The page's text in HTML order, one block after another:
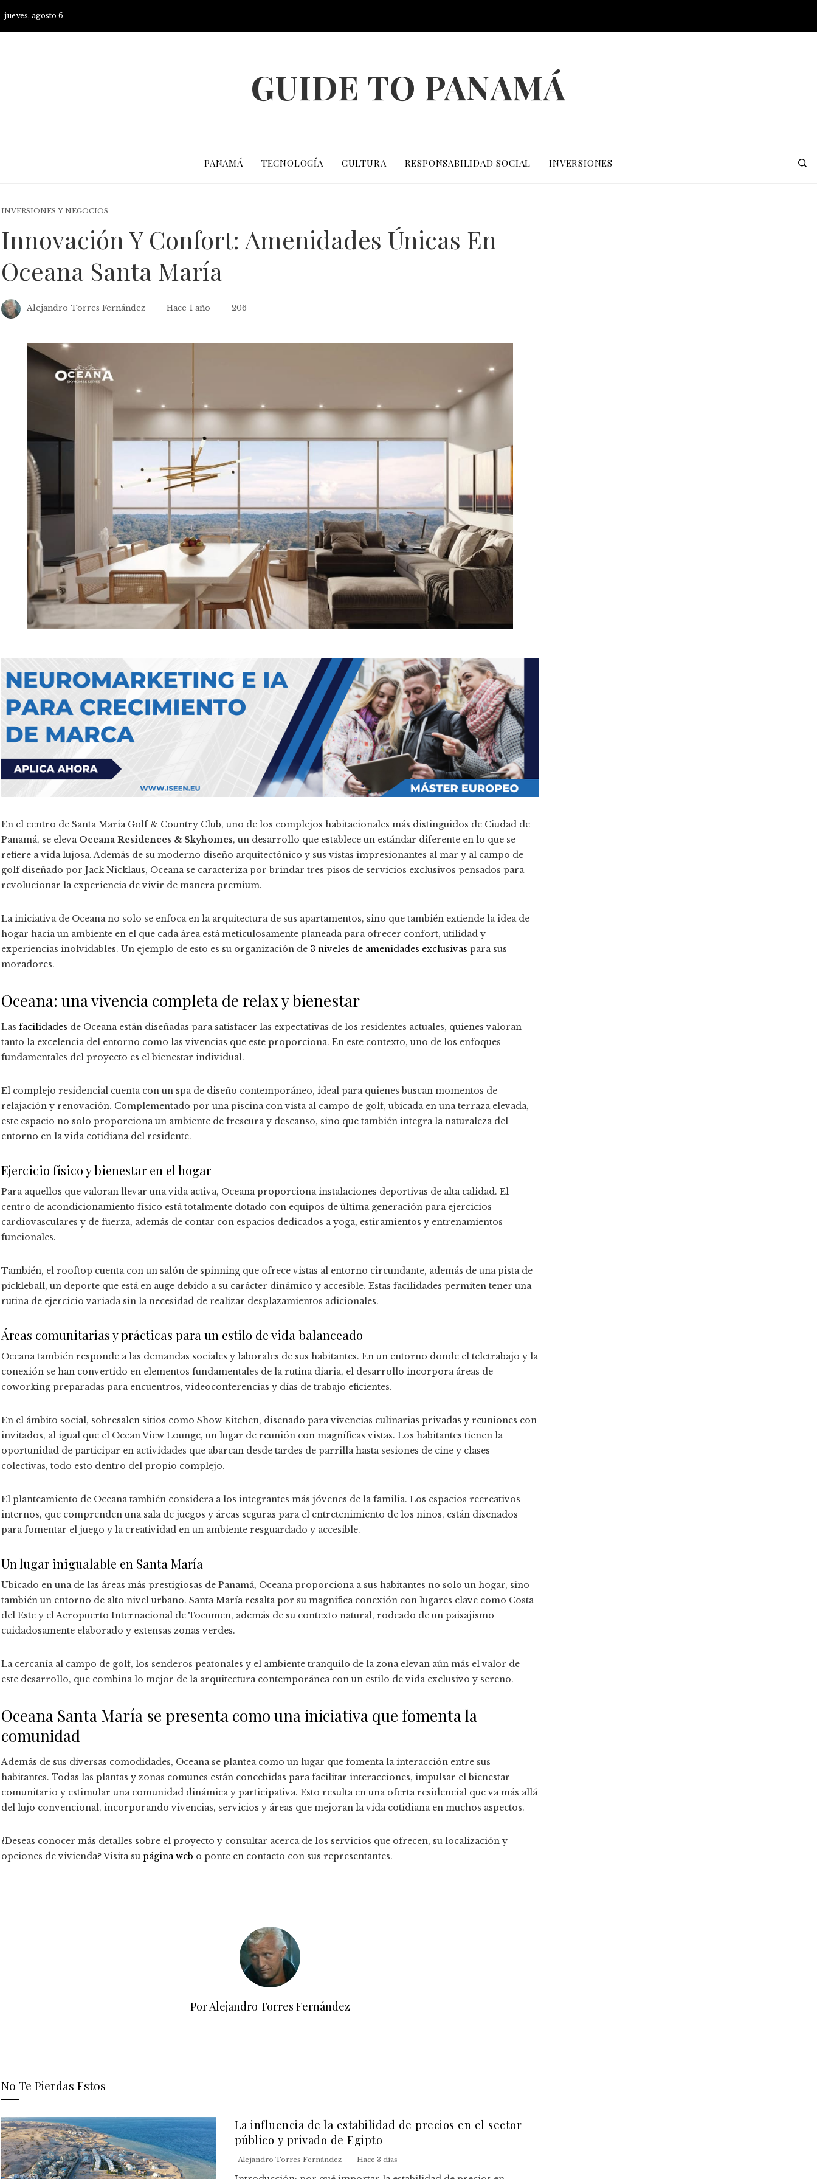
jueves, agosto 6
GUIDE TO PANAMÁ
PANAMÁ TECNOLOGÍA CULTURA RESPONSABILIDAD SOCIAL INVERSIONES
INVERSIONES Y NEGOCIOS
Innovación Y Confort: Amenidades Únicas En
Oceana Santa María
Alejandro Torres Fernández Hace 1 año 206
En el centro de Santa María Golf & Country Club, uno de los complejos habitacionales más distinguidos de Ciudad de
Panamá, se eleva Oceana Residences & Skyhomes, un desarrollo que establece un estándar diferente en lo que se
refiere a vida lujosa. Además de su moderno diseño arquitectónico y sus vistas impresionantes al mar y al campo de
golf diseñado por Jack Nicklaus, Oceana se caracteriza por brindar tres pisos de servicios exclusivos pensados para
revolucionar la experiencia de vivir de manera premium.
La iniciativa de Oceana no solo se enfoca en la arquitectura de sus apartamentos, sino que también extiende la idea de
hogar hacia un ambiente en el que cada área está meticulosamente planeada para ofrecer confort, utilidad y
experiencias inolvidables. Un ejemplo de esto es su organización de 3 niveles de amenidades exclusivas para sus
moradores.
Oceana: una vivencia completa de relax y bienestar
Las facilidades de Oceana están diseñadas para satisfacer las expectativas de los residentes actuales, quienes valoran
tanto la excelencia del entorno como las vivencias que este proporciona. En este contexto, uno de los enfoques
fundamentales del proyecto es el bienestar individual.
El complejo residencial cuenta con un spa de diseño contemporáneo, ideal para quienes buscan momentos de
relajación y renovación. Complementado por una piscina con vista al campo de golf, ubicada en una terraza elevada,
este espacio no solo proporciona un ambiente de frescura y descanso, sino que también integra la naturaleza del
entorno en la vida cotidiana del residente.
Ejercicio físico y bienestar en el hogar
Para aquellos que valoran llevar una vida activa, Oceana proporciona instalaciones deportivas de alta calidad. El
centro de acondicionamiento físico está totalmente dotado con equipos de última generación para ejercicios
cardiovasculares y de fuerza, además de contar con espacios dedicados a yoga, estiramientos y entrenamientos
funcionales.
También, el rooftop cuenta con un salón de spinning que ofrece vistas al entorno circundante, además de una pista de
pickleball, un deporte que está en auge debido a su carácter dinámico y accesible. Estas facilidades permiten tener una
rutina de ejercicio variada sin la necesidad de realizar desplazamientos adicionales.
Áreas comunitarias y prácticas para un estilo de vida balanceado
Oceana también responde a las demandas sociales y laborales de sus habitantes. En un entorno donde el teletrabajo y la
conexión se han convertido en elementos fundamentales de la rutina diaria, el desarrollo incorpora áreas de
coworking preparadas para encuentros, videoconferencias y días de trabajo eficientes.
En el ámbito social, sobresalen sitios como Show Kitchen, diseñado para vivencias culinarias privadas y reuniones con
invitados, al igual que el Ocean View Lounge, un lugar de reunión con magníficas vistas. Los habitantes tienen la
oportunidad de participar en actividades que abarcan desde tardes de parrilla hasta sesiones de cine y clases
colectivas, todo esto dentro del propio complejo.
El planteamiento de Oceana también considera a los integrantes más jóvenes de la familia. Los espacios recreativos
internos, que comprenden una sala de juegos y áreas seguras para el entretenimiento de los niños, están diseñados
para fomentar el juego y la creatividad en un ambiente resguardado y accesible.
Un lugar inigualable en Santa María
Ubicado en una de las áreas más prestigiosas de Panamá, Oceana proporciona a sus habitantes no solo un hogar, sino
también un entorno de alto nivel urbano. Santa María resalta por su magnífica conexión con lugares clave como Costa
del Este y el Aeropuerto Internacional de Tocumen, además de su contexto natural, rodeado de un paisajismo
cuidadosamente elaborado y extensas zonas verdes.
La cercanía al campo de golf, los senderos peatonales y el ambiente tranquilo de la zona elevan aún más el valor de
este desarrollo, que combina lo mejor de la arquitectura contemporánea con un estilo de vida exclusivo y sereno.
Oceana Santa María se presenta como una iniciativa que fomenta la
comunidad
Además de sus diversas comodidades, Oceana se plantea como un lugar que fomenta la interacción entre sus
habitantes. Todas las plantas y zonas comunes están concebidas para facilitar interacciones, impulsar el bienestar
comunitario y estimular una comunidad dinámica y participativa. Esto resulta en una oferta residencial que va más allá
del lujo convencional, incorporando vivencias, servicios y áreas que mejoran la vida cotidiana en muchos aspectos.
¿Deseas conocer más detalles sobre el proyecto y consultar acerca de los servicios que ofrecen, su localización y
opciones de vivienda? Visita su página web o ponte en contacto con sus representantes.
Por Alejandro Torres Fernández
No Te Pierdas Estos
La influencia de la estabilidad de precios en el sector
público y privado de Egipto
Alejandro Torres Fernández Hace 3 días